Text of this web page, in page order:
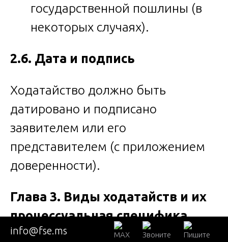
государственной пошлины (в
некоторых случаях).
2.6. Дата и подпись
Ходатайство должно быть
датировано и подписано
заявителем или его
представителем (с приложением
доверенности).
Глава 3. Виды ходатайств и их
процессуальная специфика
info@fse.ms